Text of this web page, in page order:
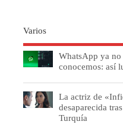
Varios
WhatsApp ya
conocemos: así
La actriz de
desaparecida
Turquía